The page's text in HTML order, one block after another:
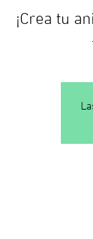
¡Crea tu